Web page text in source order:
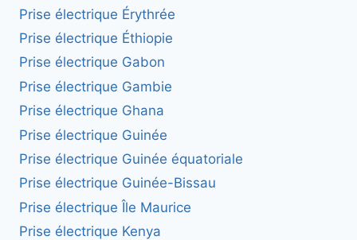
Prise électrique Érythrée
Prise électrique Éthiopie
Prise électrique Gabon
Prise électrique Gambie
Prise électrique Ghana
Prise électrique Guinée
Prise électrique Guinée équatoriale
Prise électrique Guinée-Bissau
Prise électrique Île Maurice
Prise électrique Kenya